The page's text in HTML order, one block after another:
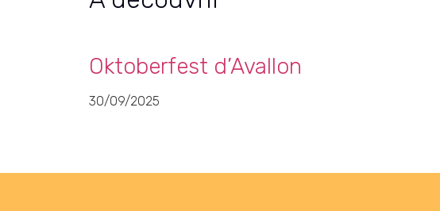
Oktoberfest d’Avallon
30/09/2025